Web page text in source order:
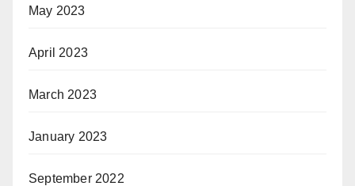
May 2023
April 2023
March 2023
January 2023
September 2022